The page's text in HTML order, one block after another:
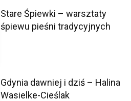
Stare Śpiewki – warsztaty
śpiewu pieśni tradycyjnych
Gdynia dawniej i dziś – Halina
Wasielke-Cieślak